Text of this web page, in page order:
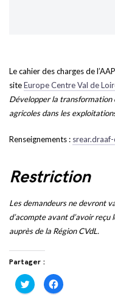
Le cahier des charges de
siteEurope Centre Val de
Développer la transformation
agricoles dans les
Renseignements :
Restriction
Les demandeurs ne devront
d’acompte avant d’avoir
auprès de la Région CVdL.
Partager :
Cliquez
pour
partager
Cliquez
pour
partager